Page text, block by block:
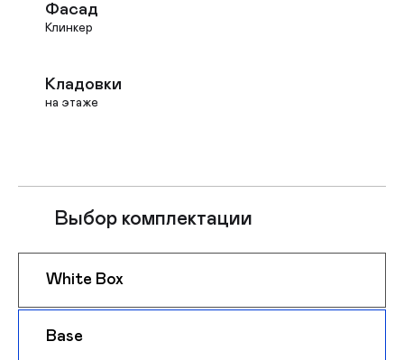
Фасад
Клинкер
Кладовки
на этаже
Выбор комплектации
White Box
Base